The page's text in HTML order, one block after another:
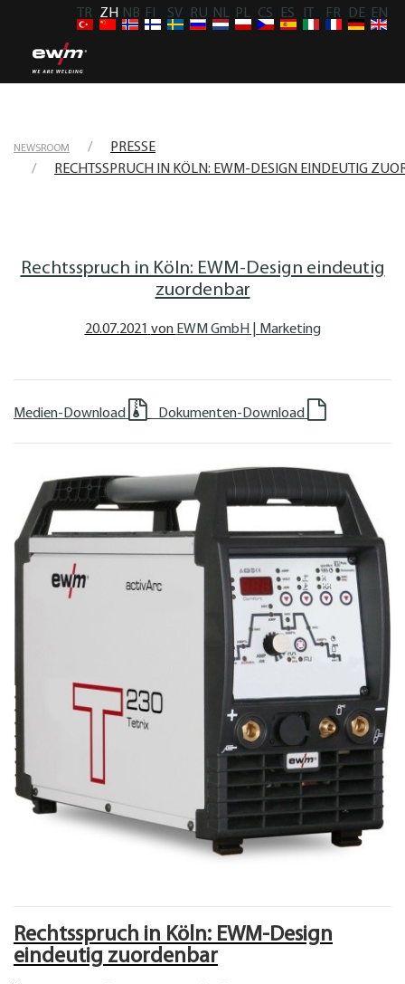
TR ZH NB FI SV RU NL PL CS ES FR DE EN
NEWSROOM
PRESSE
RECHTSSPRUCH IN KÖLN: EWM-DESIGN EINDEUTIG
Rechtsspruch in Köln: EWM-Design eindeutig
zuordenbar
20.07.2021 von EWM GmbH | Marketing
Medien-Download Dokumenten-Download
Rechtsspruch in Köln: EWM-Design
eindeutig zuordenbar